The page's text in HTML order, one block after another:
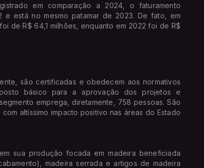
em comparação a 2024, o faturamento
está no mesmo patamar de 2023. De fato, em
de R$ 64,1 milhões, enquanto em 2022 foi de R$
são certificadas e obedecem aos normativos
básico para a aprovação dos projetos e
emprega, diretamente, 758 pessoas. São
altíssimo impacto positivo nas áreas do Estado
sua produção focada em madeira beneficiada
madeira serrada e artigos de madeira